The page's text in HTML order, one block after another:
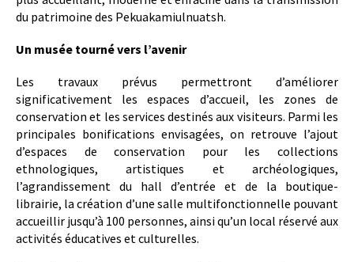
du patrimoine des Pekuakamiulnuatsh.
Un musée tourné vers l’avenir
Les travaux prévus permettront d’améliorer
significativement les espaces d’accueil, les zones de
conservation et les services destinés aux visiteurs. Parmi les
principales bonifications envisagées, on retrouve l’ajout
d’espaces de conservation pour les collections
ethnologiques, artistiques et archéologiques,
l’agrandissement du hall d’entrée et de la boutique-
librairie, la création d’une salle multifonctionnelle pouvant
accueillir jusqu’à 100 personnes, ainsi qu’un local réservé aux
activités éducatives et culturelles.